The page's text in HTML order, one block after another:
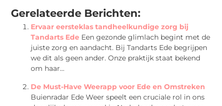
Gerelateerde Berichten:
Ervaar eersteklas tandheelkundige zorg bij
Tandarts Ede Een gezonde glimlach begint met de
juiste zorg en aandacht. Bij Tandarts Ede begrijpen
we dit als geen ander. Onze praktijk staat bekend
om haar...
De Must-Have Weerapp voor Ede en Omstreken
Buienradar Ede Weer speelt een cruciale rol in ons